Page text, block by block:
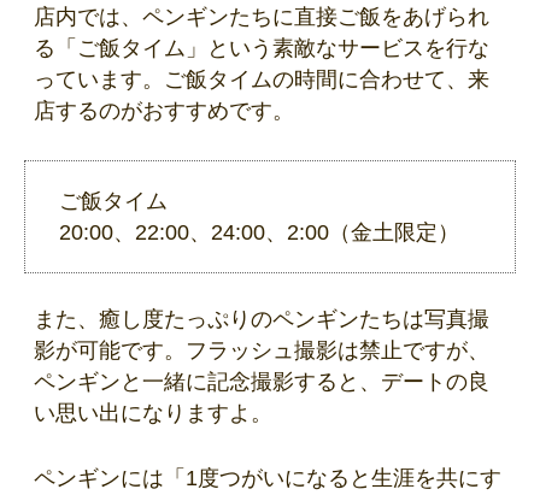
店内では、ペンギンたちに直接ご飯をあげられ
る「ご飯タイム」という素敵なサービスを行な
っています。ご飯タイムの時間に合わせて、来
店するのがおすすめです。
ご飯タイム
20:00、22:00、24:00、2:00（金土限定）
また、癒し度たっぷりのペンギンたちは写真撮
影が可能です。フラッシュ撮影は禁止ですが、
ペンギンと一緒に記念撮影すると、デートの良
い思い出になりますよ。
ペンギンには「1度つがいになると生涯を共にす